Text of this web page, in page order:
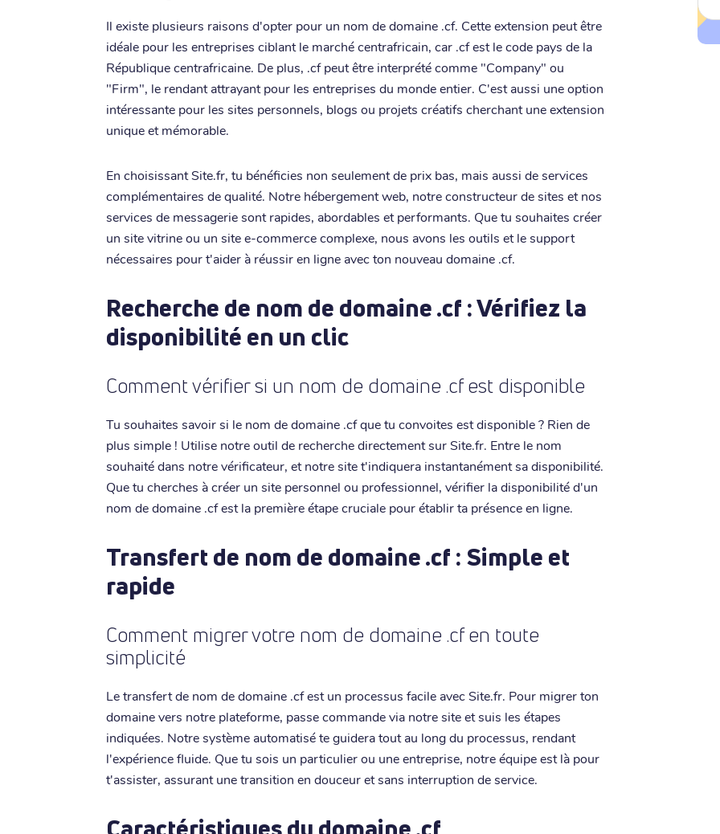
Il existe plusieurs raisons d'opter pour un nom de domaine .cf. Cette extension peut être
idéale pour les entreprises ciblant le marché centrafricain, car .cf est le code pays de la
République centrafricaine. De plus, .cf peut être interprété comme "Company" ou
"Firm", le rendant attrayant pour les entreprises du monde entier. C'est aussi une option
intéressante pour les sites personnels, blogs ou projets créatifs cherchant une extension
unique et mémorable.
En choisissant Site.fr, tu bénéficies non seulement de prix bas, mais aussi de services
complémentaires de qualité. Notre hébergement web, notre constructeur de sites et nos
services de messagerie sont rapides, abordables et performants. Que tu souhaites créer
un site vitrine ou un site e-commerce complexe, nous avons les outils et le support
nécessaires pour t'aider à réussir en ligne avec ton nouveau domaine .cf.
Recherche de nom de domaine .cf : Vérifiez la
disponibilité en un clic
Comment vérifier si un nom de domaine .cf est disponible
Tu souhaites savoir si le nom de domaine .cf que tu convoites est disponible ? Rien de
plus simple ! Utilise notre outil de recherche directement sur Site.fr. Entre le nom
souhaité dans notre vérificateur, et notre site t'indiquera instantanément sa disponibilité.
Que tu cherches à créer un site personnel ou professionnel, vérifier la disponibilité d'un
nom de domaine .cf est la première étape cruciale pour établir ta présence en ligne.
Transfert de nom de domaine .cf : Simple et
rapide
Comment migrer votre nom de domaine .cf en toute
simplicité
Le transfert de nom de domaine .cf est un processus facile avec Site.fr. Pour migrer ton
domaine vers notre plateforme, passe commande via notre site et suis les étapes
indiquées. Notre système automatisé te guidera tout au long du processus, rendant
l'expérience fluide. Que tu sois un particulier ou une entreprise, notre équipe est là pour
t'assister, assurant une transition en douceur et sans interruption de service.